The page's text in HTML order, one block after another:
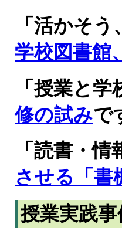
「活かそ
学校図書館
「授業と
修の試みで
「読書・
させる「書
授業実践